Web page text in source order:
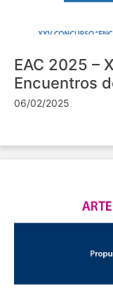
EAC 2025 –
Encuentros
06/02/2025